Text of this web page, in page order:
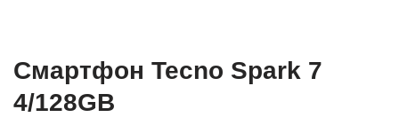
Смартфон Tecno Spark 7
4/128GB